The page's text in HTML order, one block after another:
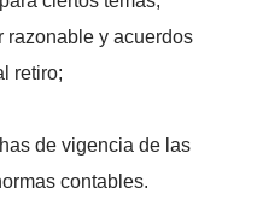
razonable y acuerdos
retiro;
de vigencia de las
contables.